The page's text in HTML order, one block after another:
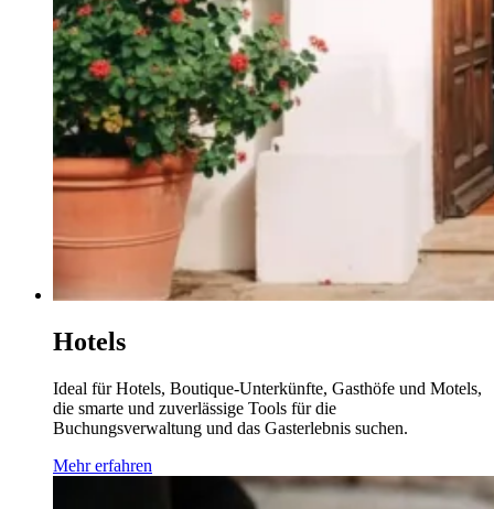
Hotels
Ideal für Hotels, Boutique-Unterkünfte, Gasthöfe und Motels,
die smarte und zuverlässige Tools für die
Buchungsverwaltung und das Gasterlebnis suchen.
Mehr erfahren